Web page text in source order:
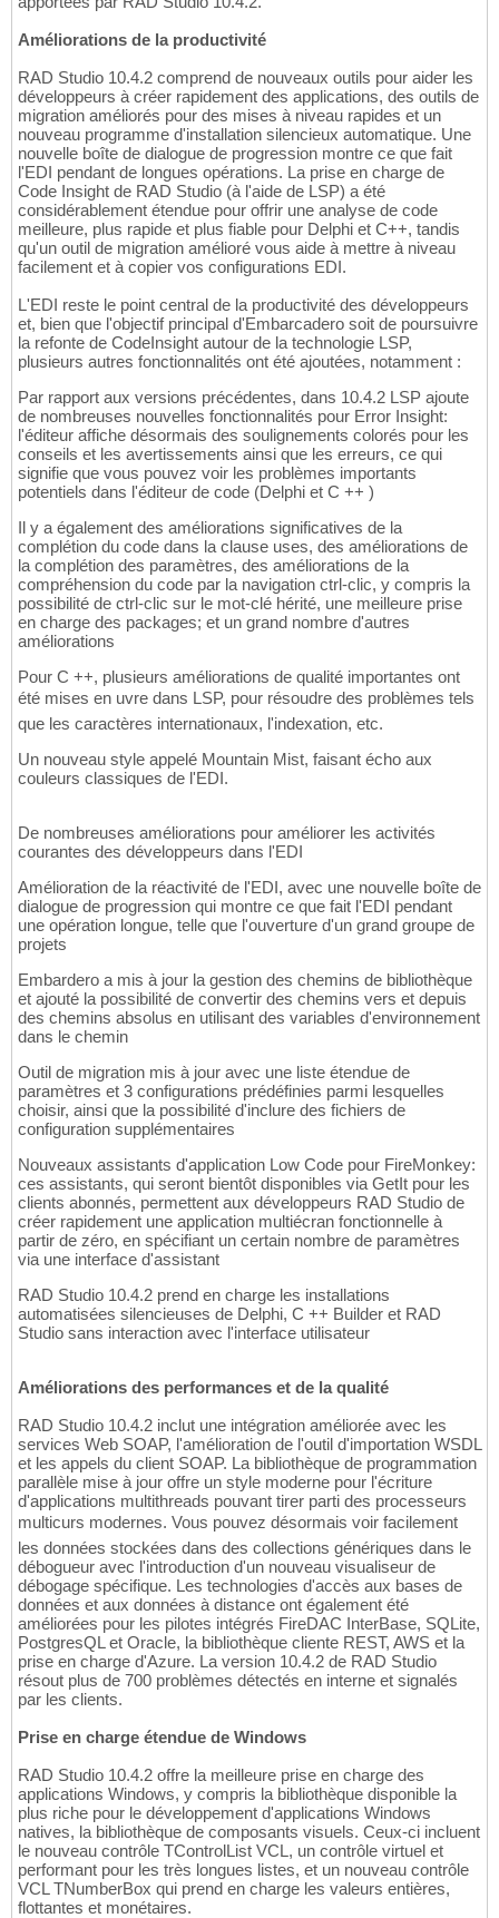
Améliorations de la productivité
RAD Studio 10.4.2 comprend de nouveaux outils pour aider les
développeurs à créer rapidement des applications, des outils de
migration améliorés pour des mises à niveau rapides et un
nouveau programme d'installation silencieux automatique. Une
nouvelle boîte de dialogue de progression montre ce que fait
l'EDI pendant de longues opérations. La prise en charge de
Code Insight de RAD Studio (à l'aide de LSP) a été
considérablement étendue pour offrir une analyse de code
meilleure, plus rapide et plus fiable pour Delphi et C++, tandis
qu'un outil de migration amélioré vous aide à mettre à niveau
facilement et à copier vos configurations EDI.
L'EDI reste le point central de la productivité des développeurs
et, bien que l'objectif principal d'Embarcadero soit de poursuivre
la refonte de CodeInsight autour de la technologie LSP,
plusieurs autres fonctionnalités ont été ajoutées, notamment :
Par rapport aux versions précédentes, dans 10.4.2 LSP ajoute
de nombreuses nouvelles fonctionnalités pour Error Insight:
l'éditeur affiche désormais des soulignements colorés pour les
conseils et les avertissements ainsi que les erreurs, ce qui
signifie que vous pouvez voir les problèmes importants
potentiels dans l'éditeur de code (Delphi et C ++ )
Il y a également des améliorations significatives de la
complétion du code dans la clause uses, des améliorations de
la complétion des paramètres, des améliorations de la
compréhension du code par la navigation ctrl-clic, y compris la
possibilité de ctrl-clic sur le mot-clé hérité, une meilleure prise
en charge des packages; et un grand nombre d'autres
améliorations
Pour C ++, plusieurs améliorations de qualité importantes ont
été mises en uvre dans LSP, pour résoudre des problèmes tels
que les caractères internationaux, l'indexation, etc.
Un nouveau style appelé Mountain Mist, faisant écho aux
couleurs classiques de l'EDI.
De nombreuses améliorations pour améliorer les activités
courantes des développeurs dans l'EDI
Amélioration de la réactivité de l'EDI, avec une nouvelle boîte de
dialogue de progression qui montre ce que fait l'EDI pendant
une opération longue, telle que l'ouverture d'un grand groupe de
projets
Embardero a mis à jour la gestion des chemins de bibliothèque
et ajouté la possibilité de convertir des chemins vers et depuis
des chemins absolus en utilisant des variables d'environnement
dans le chemin
Outil de migration mis à jour avec une liste étendue de
paramètres et 3 configurations prédéfinies parmi lesquelles
choisir, ainsi que la possibilité d'inclure des fichiers de
configuration supplémentaires
Nouveaux assistants d'application Low Code pour FireMonkey:
ces assistants, qui seront bientôt disponibles via GetIt pour les
clients abonnés, permettent aux développeurs RAD Studio de
créer rapidement une application multiécran fonctionnelle à
partir de zéro, en spécifiant un certain nombre de paramètres
via une interface d'assistant
RAD Studio 10.4.2 prend en charge les installations
automatisées silencieuses de Delphi, C ++ Builder et RAD
Studio sans interaction avec l'interface utilisateur
Améliorations des performances et de la qualité
RAD Studio 10.4.2 inclut une intégration améliorée avec les
services Web SOAP, l'amélioration de l'outil d'importation WSDL
et les appels du client SOAP. La bibliothèque de programmation
parallèle mise à jour offre un style moderne pour l'écriture
d'applications multithreads pouvant tirer parti des processeurs
multicurs modernes. Vous pouvez désormais voir facilement
les données stockées dans des collections génériques dans le
débogueur avec l'introduction d'un nouveau visualiseur de
débogage spécifique. Les technologies d'accès aux bases de
données et aux données à distance ont également été
améliorées pour les pilotes intégrés FireDAC InterBase, SQLite,
PostgresQL et Oracle, la bibliothèque cliente REST, AWS et la
prise en charge d'Azure. La version 10.4.2 de RAD Studio
résout plus de 700 problèmes détectés en interne et signalés
par les clients.
Prise en charge étendue de Windows
RAD Studio 10.4.2 offre la meilleure prise en charge des
applications Windows, y compris la bibliothèque disponible la
plus riche pour le développement d'applications Windows
natives, la bibliothèque de composants visuels. Ceux-ci incluent
le nouveau contrôle TControlList VCL, un contrôle virtuel et
performant pour les très longues listes, et un nouveau contrôle
VCL TNumberBox qui prend en charge les valeurs entières,
flottantes et monétaires.